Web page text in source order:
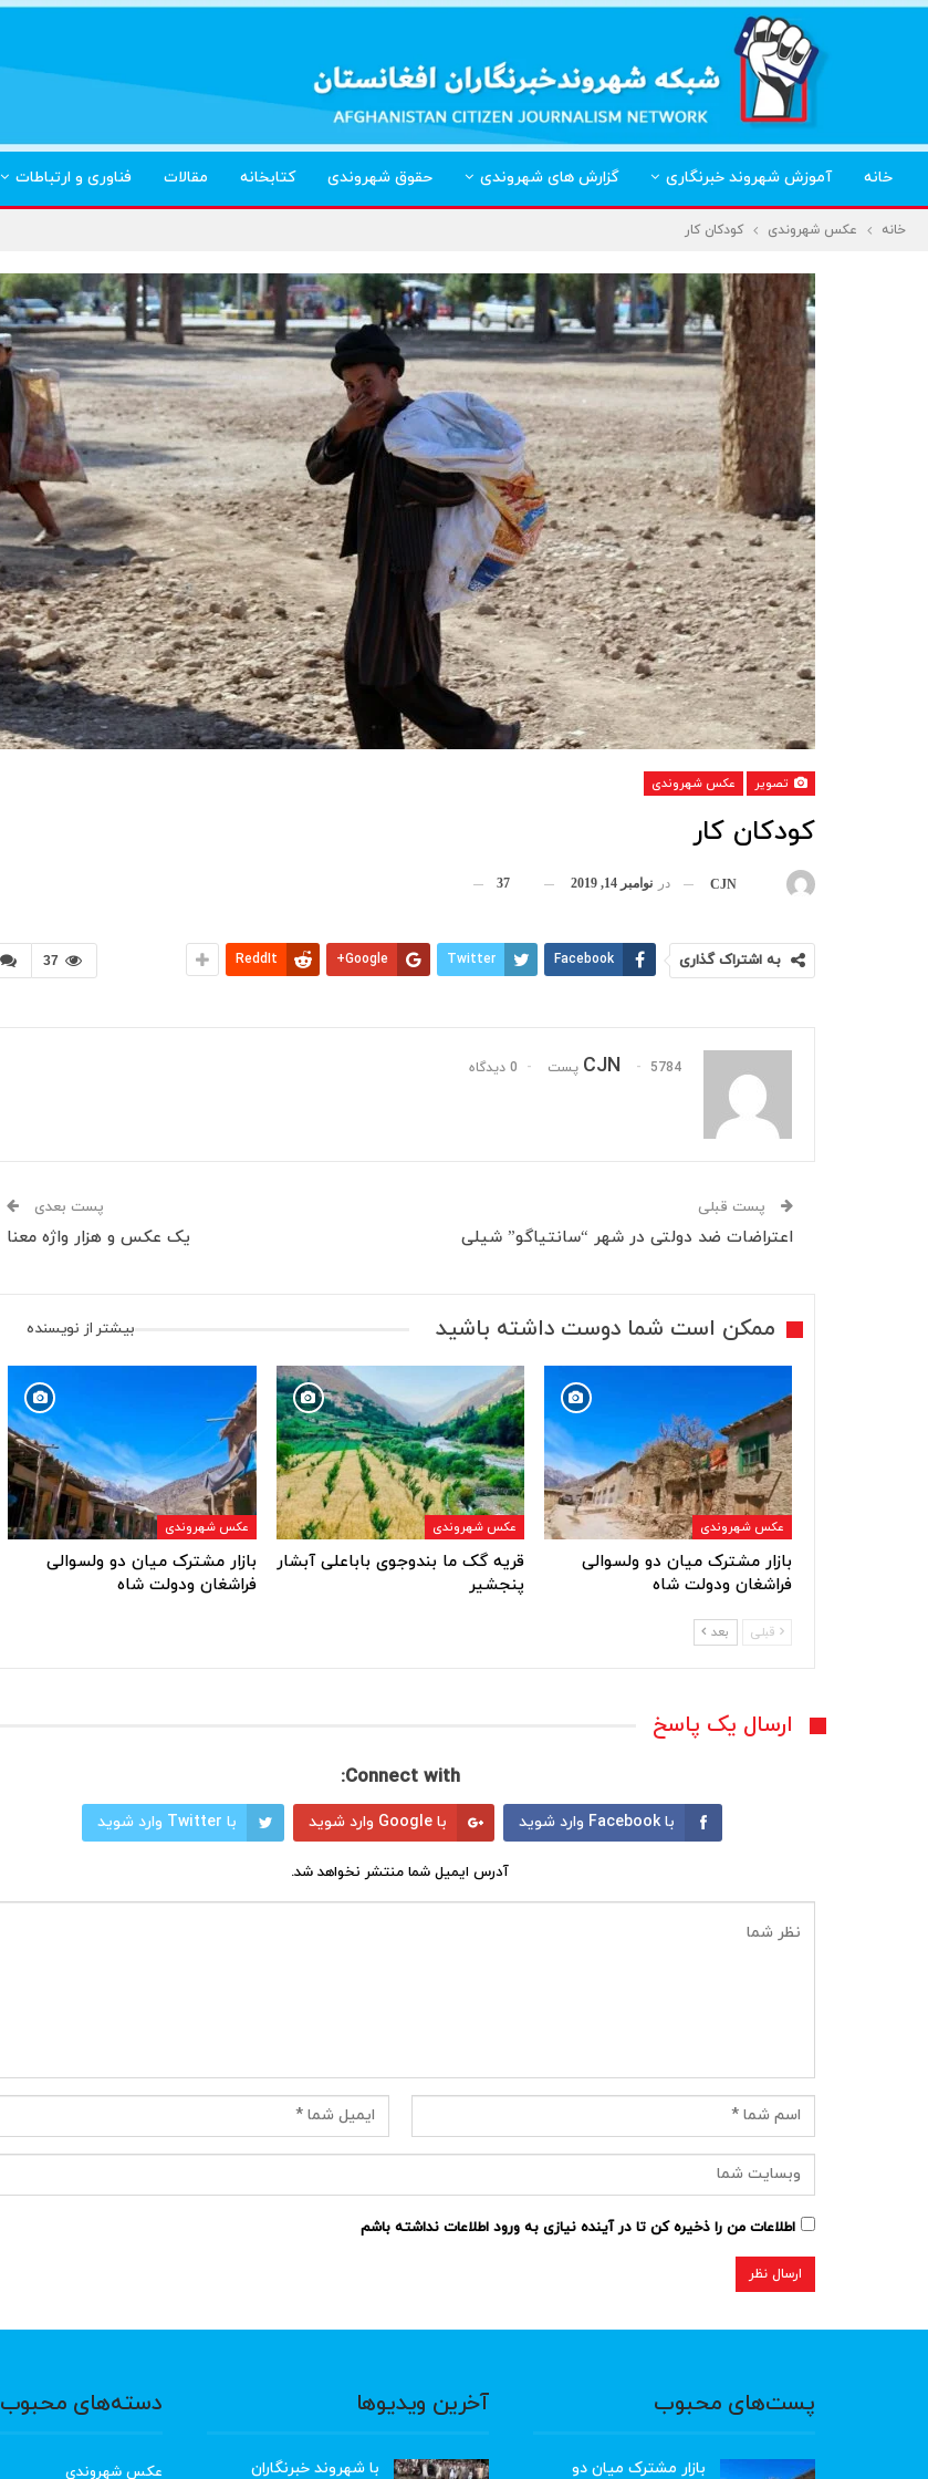
خانه آموزش شهروند خبرنگاری گزارش های شهروندی حقوق شهروندی کتابخانه مقالات فناوری و ارتباطات
خانه عکس شهروندی کودکان کار
تصویر عکس شهروندی
کودکان کار
CJN در نوامبر 14, 2019 37
37 به اشتراک گذاری Facebook
Twitter
Google+
ReddIt
CJN 5784 پست 0 دیدگاه
پست قبلی
اعتراضات ضد دولتی در شهر “سانتیاگو” شیلی
پست بعدی
یک عکس و هزار واژه معنا
ممکن است شما دوست داشته باشید بیشتر از نویسنده
عکس شهروندی
بازار مشترک میان دو ولسوالی
فراشغان ودولت شاه
عکس شهروندی
قریه گک ما بندوجوی باباعلی آبشار
پنجشیر
عکس شهروندی
بازار مشترک میان دو ولسوالی
فراشغان ودولت شاه
قبلی بعد
ارسال یک پاسخ
Connect with:
با Facebook وارد شوید با Google وارد شوید با Twitter وارد شوید
آدرس ایمیل شما منتشر نخواهد شد.
اطلاعات من را ذخیره کن تا در آینده نیازی به ورود اطلاعات نداشته باشم
پست‌های محبوب
بازار مشترک میان دو
آخرین ویدیوها
با شهروند خبرنگاران
دسته‌های محبوب
عکس شهروندی